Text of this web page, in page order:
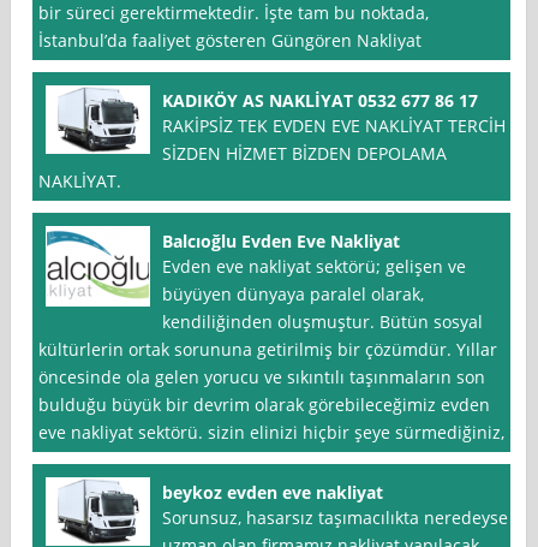
bir süreci gerektirmektedir. İşte tam bu noktada,
İstanbul’da faaliyet gösteren Güngören Nakliyat
KADIKÖY AS NAKLİYAT 0532 677 86 17
RAKİPSİZ TEK EVDEN EVE NAKLİYAT TERCİH
SİZDEN HİZMET BİZDEN DEPOLAMA
NAKLİYAT.
Balcıoğlu Evden Eve Nakliyat
Evden eve nakliyat sektörü; gelişen ve
büyüyen dünyaya paralel olarak,
kendiliğinden oluşmuştur. Bütün sosyal
kültürlerin ortak sorununa getirilmiş bir çözümdür. Yıllar
öncesinde ola gelen yorucu ve sıkıntılı taşınmaların son
bulduğu büyük bir devrim olarak görebileceğimiz evden
eve nakliyat sektörü. sizin elinizi hiçbir şeye sürmediğiniz,
beykoz evden eve nakliyat
Sorunsuz, hasarsız taşımacılıkta neredeyse